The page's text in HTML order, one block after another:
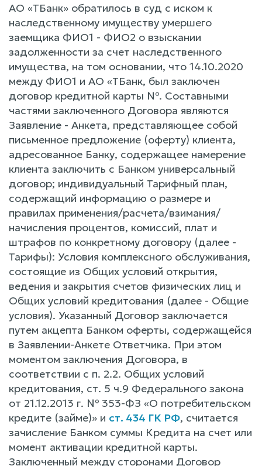
АО «ТБанк» обратилось в суд с иском к
наследственному имуществу умершего
заемщика ФИО1 - ФИО2 о взыскании
задолженности за счет наследственного
имущества, на том основании, что 14.10.2020
между ФИО1 и АО «ТБанк, был заключен
договор кредитной карты №. Составными
частями заключенного Договора являются
Заявление - Анкета, представляющее собой
письменное предложение (оферту) клиента,
адресованное Банку, содержащее намерение
клиента заключить с Банком универсальный
договор; индивидуальный Тарифный план,
содержащий информацию о размере и
правилах применения/расчета/взимания/
начисления процентов, комиссий, плат и
штрафов по конкретному договору (далее -
Тарифы): Условия комплексного обслуживания,
состоящие из Общих условий открытия,
ведения и закрытия счетов физических лиц и
Общих условий кредитования (далее - Общие
условия). Указанный Договор заключается
путем акцепта Банком оферты, содержащейся
в Заявлении-Анкете Ответчика. При этом
моментом заключения Договора, в
соответствии с п. 2.2. Общих условий
кредитования, ст. 5 ч.9 Федерального закона
от 21.12.2013 г. № 353-ФЗ «О потребительском
кредите (займе)» и ст. 434 ГК РФ, считается
зачисление Банком суммы Кредита на счет или
момент активации кредитной карты.
Заключенный между сторонами Договор